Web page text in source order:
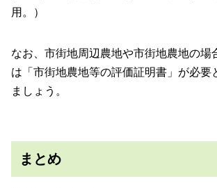
用。）
なお、市街地周辺農地や市街地農地の場
は「市街地農地等の評価証明書」が必要
ましょう。
まとめ